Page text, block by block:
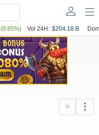
(0.85%) Vol 24H: $204.18 B